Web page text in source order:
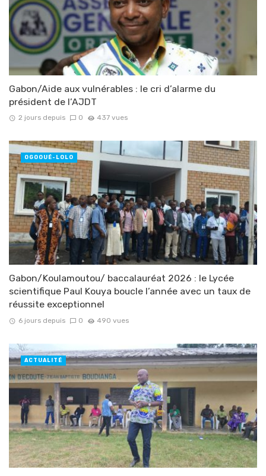
Gabon/Aide aux vulnérables : le cri d’alarme du
président de l’AJDT
2 jours depuis 0 437 vues
Gabon/Koulamoutou/ baccalauréat 2026 : le Lycée
scientifique Paul Kouya boucle l’année avec un taux de
réussite exceptionnel
6 jours depuis 0 490 vues
OGOOUÉ-LOLO
ACTUALITÉ